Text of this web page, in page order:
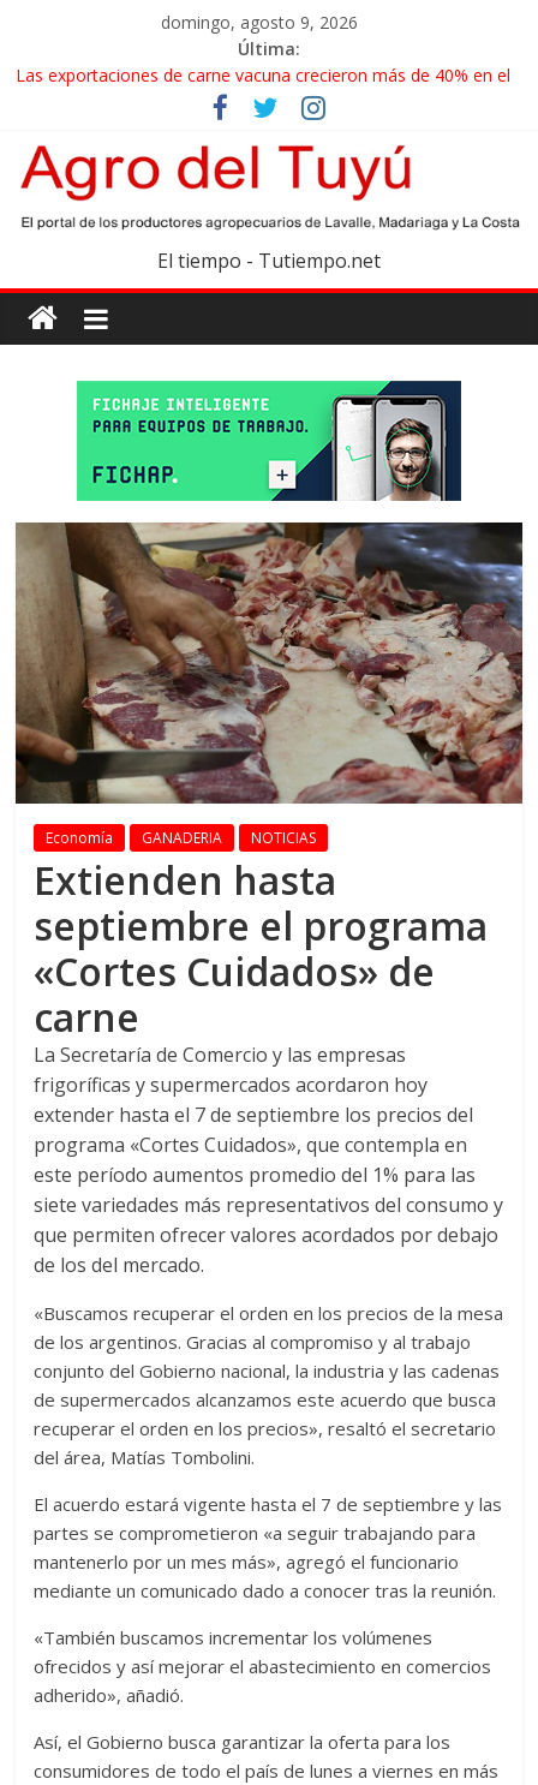
domingo, agosto 9, 2026
Última:
Las exportaciones de carne vacuna crecieron más de 40% en el
La miel, un motor de las economías regionales que enfrenta
nuevos desafíos para exportar
El gobierno bonaerense realizará un censo para actualizar el
mapa de la producción hortiflorícola
Las exportaciones agroindustriales anotaron un récord histórico
en el primer semestre
Maíz: estiman una cosecha récord de 71,5 millones de toneladas
El tiempo - Tutiempo.net
Economía GANADERIA NOTICIAS
Extienden hasta
septiembre el programa
«Cortes Cuidados» de
carne
La Secretaría de Comercio y las empresas
frigoríficas y supermercados acordaron hoy
extender hasta el 7 de septiembre los precios del
programa «Cortes Cuidados», que contempla en
este período aumentos promedio del 1% para las
siete variedades más representativos del consumo y
que permiten ofrecer valores acordados por debajo
de los del mercado.
«Buscamos recuperar el orden en los precios de la mesa
de los argentinos. Gracias al compromiso y al trabajo
conjunto del Gobierno nacional, la industria y las cadenas
de supermercados alcanzamos este acuerdo que busca
recuperar el orden en los precios», resaltó el secretario
del área, Matías Tombolini.
El acuerdo estará vigente hasta el 7 de septiembre y las
partes se comprometieron «a seguir trabajando para
mantenerlo por un mes más», agregó el funcionario
mediante un comunicado dado a conocer tras la reunión.
«También buscamos incrementar los volúmenes
ofrecidos y así mejorar el abastecimiento en comercios
adherido», añadió.
Así, el Gobierno busca garantizar la oferta para los
consumidores de todo el país de lunes a viernes en más